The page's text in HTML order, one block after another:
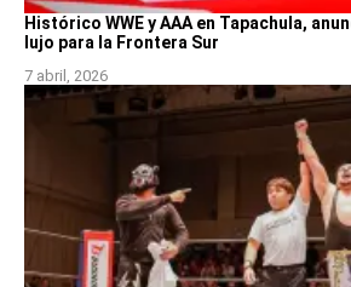
Histórico WWE y AAA en Tapachula,
lujo para la Frontera Sur
7 abril, 2026